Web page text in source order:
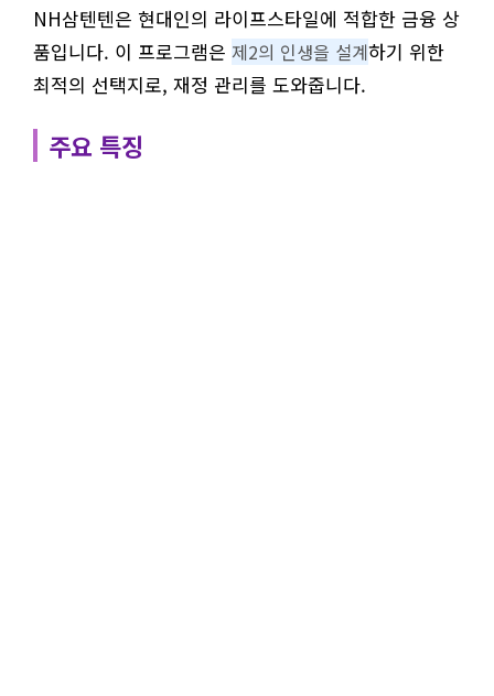
NH삼텐텐은 현대인의 라이프스타일에 적합한 금융 상
품입니다. 이 프로그램은 제2의 인생을 설계하기 위한
최적의 선택지로, 재정 관리를 도와줍니다.
주요 특징